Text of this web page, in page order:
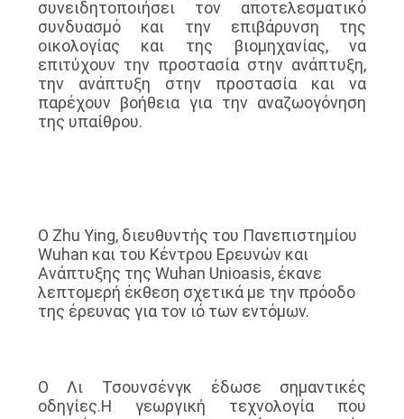
συνειδητοποιήσει τον αποτελεσματικό
συνδυασμό και την επιβάρυνση της
οικολογίας και της βιομηχανίας, να
επιτύχουν την προστασία στην ανάπτυξη,
την ανάπτυξη στην προστασία και να
παρέχουν βοήθεια για την αναζωογόνηση
της υπαίθρου.
Ο Zhu Ying, διευθυντής του Πανεπιστημίου
Wuhan και του Κέντρου Ερευνών και
Ανάπτυξης της Wuhan Unioasis, έκανε
λεπτομερή έκθεση σχετικά με την πρόοδο
της έρευνας για τον ιό των εντόμων.
Ο Λι Τσουνσένγκ έδωσε σημαντικές
οδηγίες.Η γεωργική τεχνολογία που